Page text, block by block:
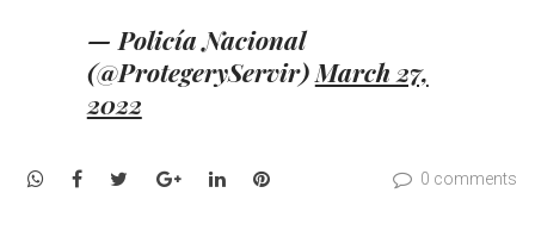
— Policía Nacional
(@ProtegeryServir) March 27,
2022
WhatsApp
Facebook
TwitterGoogle+LinkedInPinterest 0 comments